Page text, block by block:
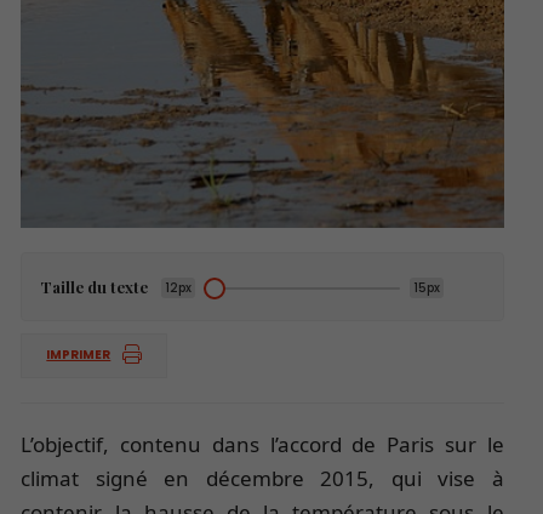
Taille du texte 12px 15px
IMPRIMER
L’objectif, contenu dans l’accord de Paris sur le
climat signé en décembre 2015, qui vise à